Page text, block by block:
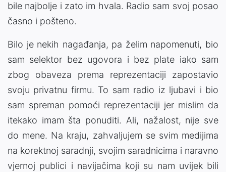
bile najbolje i zato im hvala. Radio sam svoj posao
časno i pošteno.
Bilo je nekih nagađanja, pa želim napomenuti, bio
sam selektor bez ugovora i bez plate iako sam
zbog obaveza prema reprezentaciji zapostavio
svoju privatnu firmu. To sam radio iz ljubavi i bio
sam spreman pomoći reprezentaciji jer mislim da
itekako imam šta ponuditi. Ali, nažalost, nije sve
do mene. Na kraju, zahvaljujem se svim medijima
na korektnoj saradnji, svojim saradnicima i naravno
vjernoj publici i navijačima koji su nam uvijek bili